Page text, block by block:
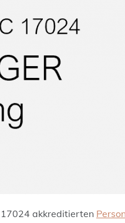
17024 akkreditierten P